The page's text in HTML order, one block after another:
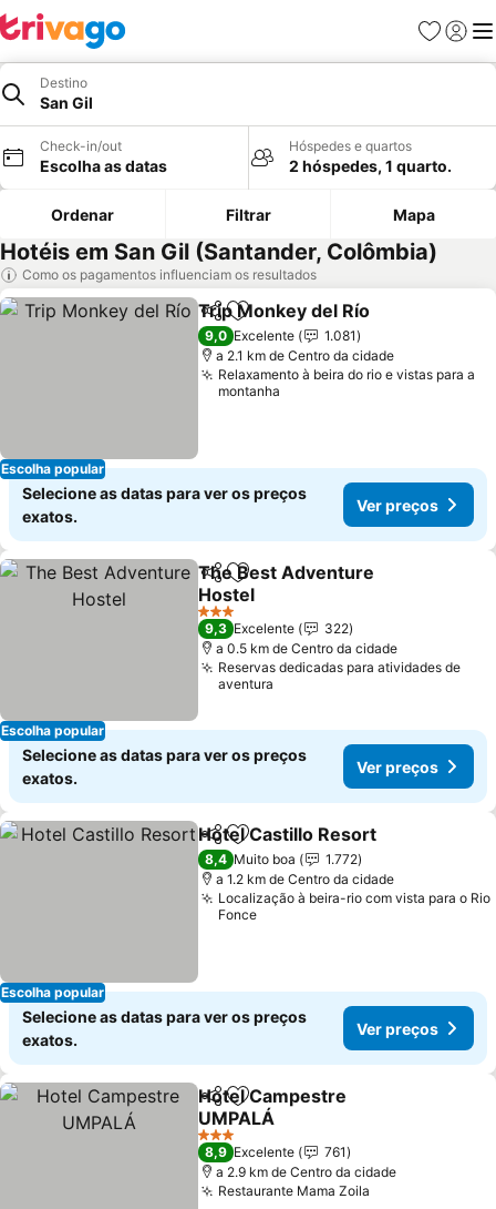
Favoritos
Iniciar
Destino
San Gil
Check-in/out
Escolha as datas
Hóspedes e quartos
2 hóspedes, 1 quarto.
Ordenar Filtrar Mapa
Hotéis em San Gil (Santander, Colômbia)
Como os pagamentos influenciam os resultados
Escolha popular
PartilharAdicionar aos favoritos
Trip Monkey del Río
9,0 Excelente
1.081
a 2.1 km de Centro da cidade
Relaxamento à beira do rio e vistas para a
montanha
Selecione as datas para ver os preços
exatos.
Ver preços
Escolha popular
PartilharAdicionar aos favoritos
The Best Adventure
Hostel
Ver preços
3 Estrelas
9,3 Excelente
322
a 0.5 km de Centro da cidade
Reservas dedicadas para atividades de
aventura
Selecione as datas para ver os preços
exatos.
Ver preços
Escolha popular
PartilharAdicionar aos favoritos
Hotel Castillo Resort
8,4 Muito boa
1.772
a 1.2 km de Centro da cidade
Localização à beira-rio com vista para o Rio
Fonce
Selecione as datas para ver os preços
exatos.
Ver preços
PartilharAdicionar aos favoritos
Hotel Campestre
UMPALÁ
Ver preços
3 Estrelas
8,9 Excelente
761
a 2.9 km de Centro da cidade
Restaurante Mama Zoila